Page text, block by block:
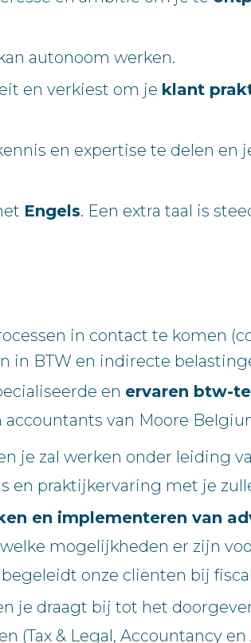
autonoom werken.
en verkiest om je klant
en expertise te delen en
Engels. Een extra taal is
in contact te komen
in BTW en indirecte
en ervaren btw-
van Moore
je zal werken onder leiding
en praktijkervaring met je
en implementeren van
mogelijkheden er zijn
onze cliënten bij
je draagt bij tot het
(Tax & Legal, Accountancy